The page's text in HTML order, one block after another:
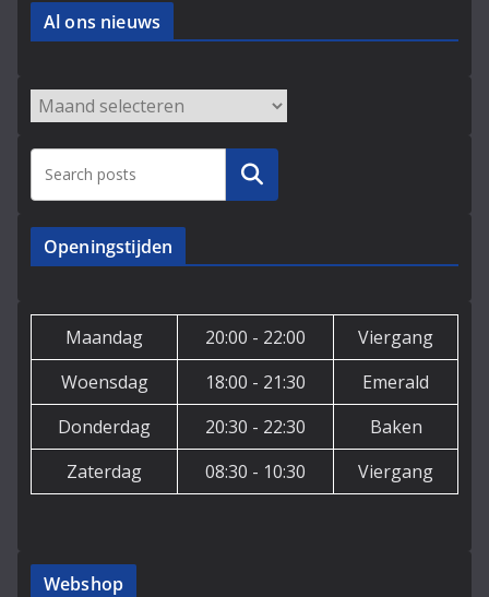
Al ons nieuws
Archieven
Zoeken
Openingstijden
Maandag 20:00 - 22:00
Viergang
Woensdag
18:00 - 21:30
Emerald
Donderdag
20:30 - 22:30
Baken
Zaterdag
08:30 - 10:30 Viergang
Webshop